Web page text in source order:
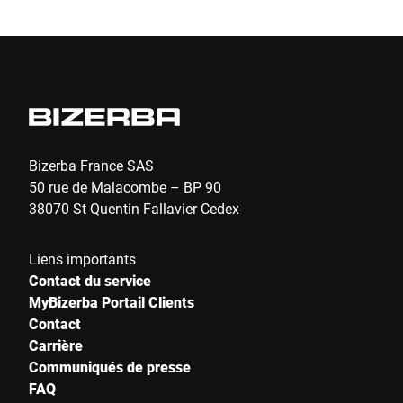
Bizerba France SAS
50 rue de Malacombe – BP 90
38070 St Quentin Fallavier Cedex
Liens importants
Contact du service
MyBizerba Portail Clients
Contact
Carrière
Communiqués de presse
FAQ